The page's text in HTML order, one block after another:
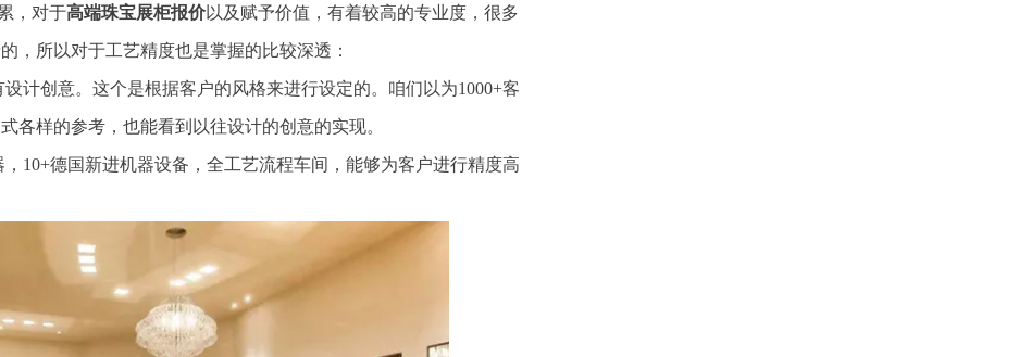
，对于高端珠宝展柜报价以及赋予价值，有着较高的专业度，很多
，所以对于工艺精度也是掌握的比较深透：
计创意。这个是根据客户的风格来进行设定的。咱们以为1000+客
各样的参考，也能看到以往设计的创意的实现。
10+德国新进机器设备，全工艺流程车间，能够为客户进行精度高